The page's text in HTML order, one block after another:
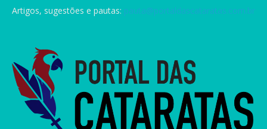
Artigos, sugestões e pautas: pauta@portaldascataratas.com.br